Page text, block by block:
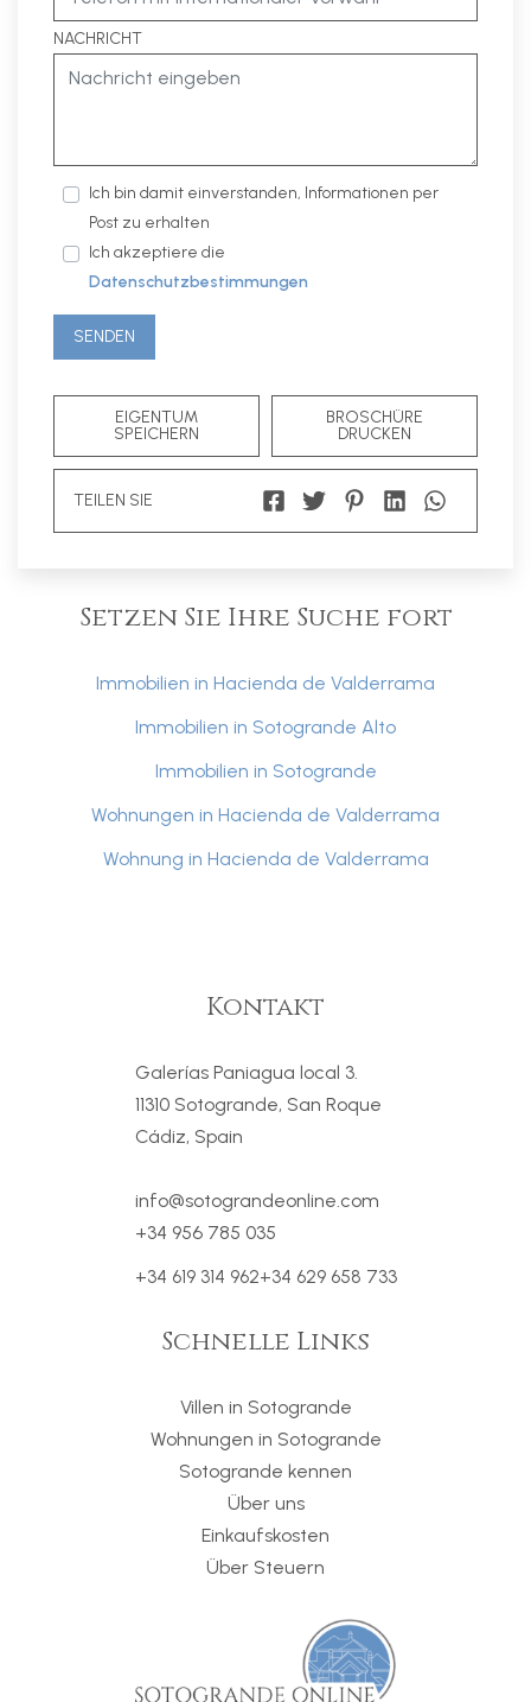
NACHRICHT
Ich bin damit einverstanden, Informationen per
Post zu erhalten
Ich akzeptiere die
Datenschutzbestimmungen
SENDEN
EIGENTUM
SPEICHERN
BROSCHÜRE
DRUCKEN
TEILEN SIE
Setzen Sie Ihre Suche fort
Immobilien in Hacienda de Valderrama
Immobilien in Sotogrande Alto
Immobilien in Sotogrande
Wohnungen in Hacienda de Valderrama
Wohnung in Hacienda de Valderrama
Kontakt
Galerías Paniagua local 3.
11310 Sotogrande, San Roque
Cádiz, Spain
info@sotograndeonline.com
+34 956 785 035
+34 619 314 962+34 629 658 733
Schnelle Links
Villen in Sotogrande
Wohnungen in Sotogrande
Sotogrande kennen
Über uns
Einkaufskosten
Über Steuern